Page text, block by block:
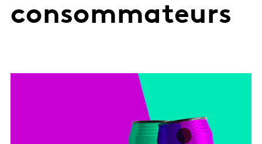
consommateurs